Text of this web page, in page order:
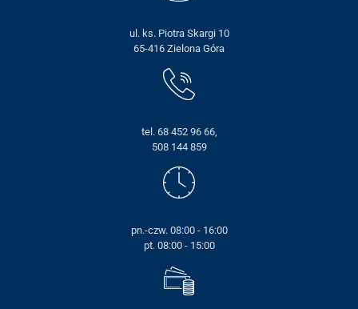
ul. ks. Piotra Skargi 10
65-416 Zielona Góra
tel. 68 452 96 66,
508 144 859
pn.-czw. 08:00 - 16:00
pt. 08:00 - 15:00